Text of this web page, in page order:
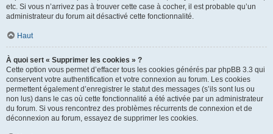
etc. Si vous n’arrivez pas à trouver cette case à cocher, il est probable qu’un
administrateur du forum ait désactivé cette fonctionnalité.
Haut
À quoi sert « Supprimer les cookies » ?
Cette option vous permet d’effacer tous les cookies générés par phpBB 3.3 qui
conservent votre authentification et votre connexion au forum. Les cookies
permettent également d’enregistrer le statut des messages (s’ils sont lus ou
non lus) dans le cas où cette fonctionnalité a été activée par un administrateur
du forum. Si vous rencontrez des problèmes récurrents de connexion et de
déconnexion au forum, essayez de supprimer les cookies.